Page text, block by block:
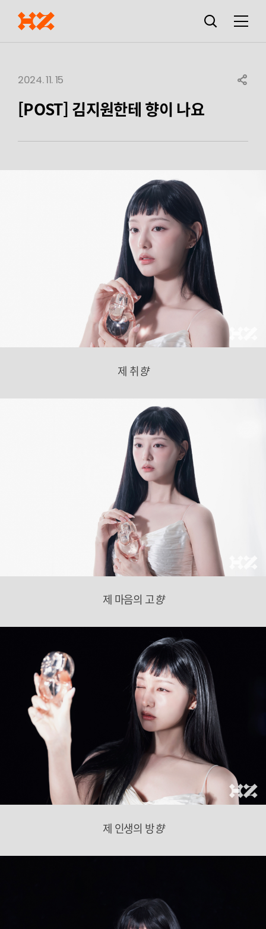
검색창
열기
메뉴
2024. 11. 15 SHARE
[POST] 김지원한테 향이 나요
제 취향
제 마음의 고향
제 인생의 방향